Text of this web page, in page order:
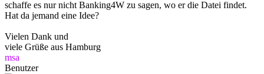
schaffe es nur nicht Banking4W zu sagen, wo er die Datei findet.
Hat da jemand eine Idee?
Vielen Dank und
viele Grüße aus Hamburg
msa
Benutzer